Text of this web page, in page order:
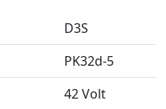
D3S
PK32d-5
42 Volt